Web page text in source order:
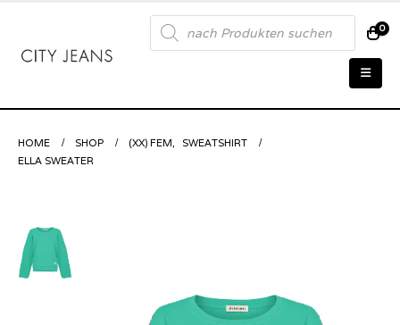
Products
search 0
HOME SHOP (XX) FEM,
SWEATSHIRT
ELLA SWEATER